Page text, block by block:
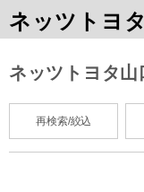
ネッツトヨ
ネッツトヨタ
再検索/絞込